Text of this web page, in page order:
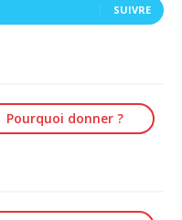
SUIVRE
Pourquoi donner ?